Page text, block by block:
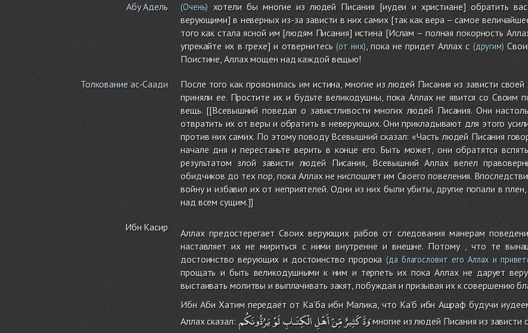
Абу Адель (Очень) хотели бы многие из людей Писания [иудеи и христиане] обратить
верующими] в неверных из-за зависти в них самих [так как вера – самое
того как стала ясной им [людям Писания] истина [Ислам – полная покорность
упрекайте их в грехе] и отвернитесь(от них), пока не придет Аллах с (другим)
Поистине, Аллах мощен над каждой вещью!
Толкование ас-Саади
После того как прояснилась им истина, многие из людей Писания из зависти
приняли ее. Простите их и будьте великодушны, пока Аллах не явится со Своим
вещь. [[Всевышний поведал о завистливости многих людей Писания. Они
отвратить их от веры и обратить в неверующих. Они прикладывают для этого
против них самих. По этому поводу Всевышний сказал: «Часть людей Писания
начале дня и перестаньте верить в конце его. Быть может, они обратятся
результатом злой зависти людей Писания, Всевышний Аллах велел
обидчиков до тех пор, пока Аллах не ниспошлет им Своего повеления.
войну и избавил их от неприятелей. Одни из них были убиты, другие попали в
над всем сущим.]]
Ибн Касир
Аллах предостерегает Своих верующих рабов от следования манерам
наставляет их не мириться с ними внутренне и внешне. Потому , что те
достоинство верующих и достоинство пророка (да благословит его Аллах и
прощать и быть великодушными к ним и терпеть их пока Аллах не дарует
выстаивать молитвы и выплачивать закят, побуждая и призывая их к совершению
Ибн Аби Хатим передаёт от Ка’ба ибн Малика, что Ка’б ибн Ашраф будучи
Аллах сказал:
وَدَّكَثِيرٌمِّنْأَهْلِالْكِتَـابِلَوْيَرُدُّونَكُم
многие из людей Писания из зависти